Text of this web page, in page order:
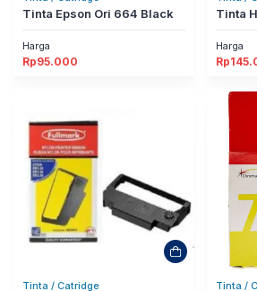
Tinta Epson Ori 664 Black
Harga
Rp95.000
Tinta
Harga
Rp
Tinta / Catridge Tinta /